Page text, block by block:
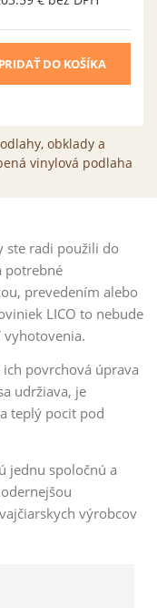
PRIDAŤ DO KOŠÍKA
obklady a
vinylová podlaha
ste radi použili do
potrebné
prevedením alebo
LICO to nebude
vyhotovenia.
povrchová úprava
udržiava, je
teplý pocit pod
jednu spoločnú a
výrobcov